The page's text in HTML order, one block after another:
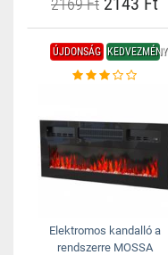
2169 Ft
ÚJDONSÁG KEDVEZMÉNY
Elektromos kandalló a
rendszerre MOSSA